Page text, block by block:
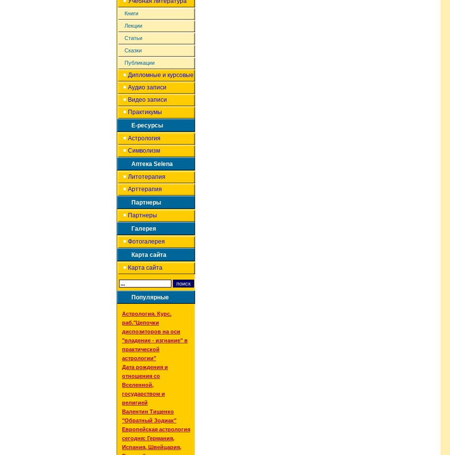
Книги
Лекции
Статьи
Сказки
Публикации
Дипломные и курсовые
Аудио записи
Видео записи
Практикумы
Е-ресурсы
Астрология
Символизм
Аптека Selena
Литотерапия
Арттерапия
Партнеры
Партнеры
Галерея
Фотогалерея
Карта сайта
Карта сайта
Популярные
Астрология. Курс.
раб."Цепочки
диспозиторов на оси
"владение - изгнание" в
практической
астрологии"
Дата рождения и
отношения со
Вселенной,
государством и
религией
Валентин Тищенко
"Обратный Зодиак"
Европейская астрология
сегодня: Германия,
Испания, Швейцария,